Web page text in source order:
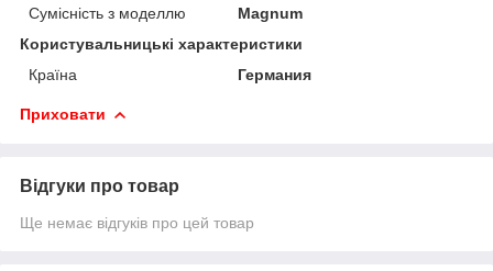
Сумісність з моделлю
Magnum
Користувальницькі характеристики
Країна
Германия
Приховати
Відгуки про товар
Ще немає відгуків про цей товар